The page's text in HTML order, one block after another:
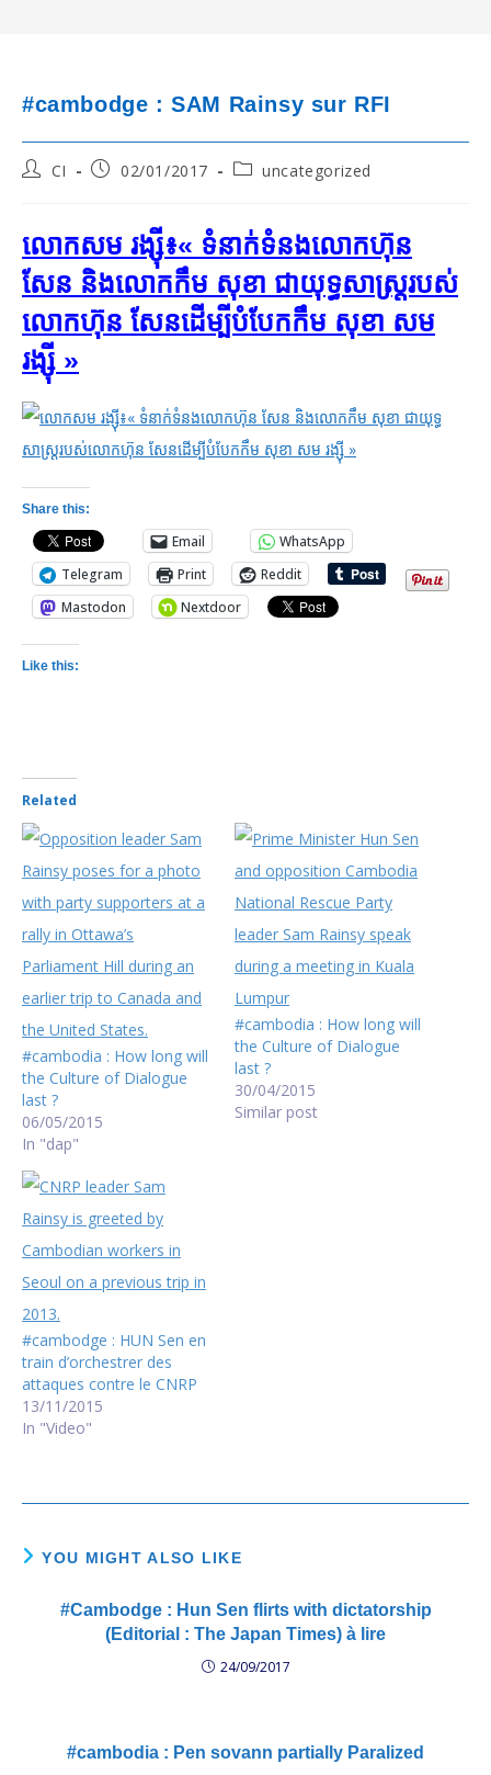
#cambodge : SAM Rainsy sur RFI
PostCI
Post02/01/2017
Postuncategorized
លោកសម រង្ស៊ី៖​« ទំនាក់ទំនង​លោក​ហ៊ុន
សែន និង​លោក​កឹម សុខា ជា​យុទ្ធសាស្រ្ត​របស់​
លោក​ហ៊ុន សែន​ដើម្បី​បំបែក​កឹម សុខា សម
រង្ស៊ី »
Share this:
Email
WhatsApp
Telegram
Print
Reddit
Mastodon
Nextdoor
Like this:
Related
#cambodia : How long will
the Culture of Dialogue
last ?
06/05/2015
In "dap"
#cambodia : How long will
the Culture of Dialogue
last ?
30/04/2015
Similar post
#cambodge : HUN Sen en
train d’orchestrer des
attaques contre le CNRP
13/11/2015
In "Video"
YOU MIGHT ALSO LIKE
#Cambodge : Hun Sen flirts with dictatorship
(Editorial : The Japan Times) à lire
24/09/2017
#cambodia : Pen sovann partially Paralized